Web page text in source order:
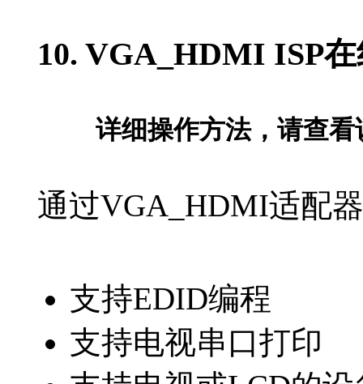
10. VGA_HDMI ISP
详细操作方法，请查看
通过VGA_HDMI适配
支持EDID编程
支持电视串口打印